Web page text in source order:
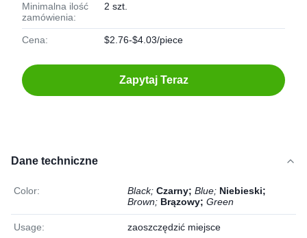
Minimalna ilość
zamówienia:
2 szt.
Cena: $2.76-$4.03/piece
Zapytaj Teraz
Dane techniczne
Color: Black; Czarny; Blue; Niebieski;
Brown; Brązowy; Green
Usage: zaoszczędzić miejsce